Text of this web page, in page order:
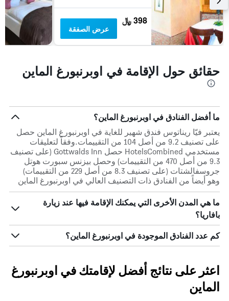
398 ﷼
عرض الصفقة
حقائق حول الإقامة في اوبرنبورغ الماين
ما أفضل الفنادق في اوبرنبورغ الماين؟
يعتبر فيّا ريناتوس فندق شهير للغاية في اوبرنبورغ الماين حصل
على تصنيف 9.2 من أصل 104 من التقييمات.وفقاً لتعليقات
مستخدمي HotelsCombined حصل Gottwalds Inn (على تصنيف
9.3 من أصل 470 من التقييمات) وحصل بيزنس سبورت هوتل
جروسفالشتات (على تصنيف 8.3 من أصل 229 من التقييمات)
وهو أيضاً من الفنادق ذات التصنيف العالي في اوبرنبورغ الماين
ما هي المدن الأخرى التي يمكنك الإقامة فيها عند زيارة
بافاريا؟
كم عدد الفنادق الموجودة في اوبرنبورغ الماين؟
اعثر على نتائج أفضل لإقامتك في اوبرنبورغ
الماين